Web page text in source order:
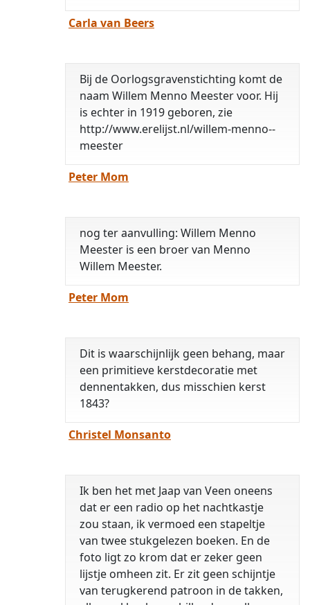
Carla van Beers
Bij de Oorlogsgravenstichting komt de
naam Willem Menno Meester voor. Hij
is echter in 1919 geboren, zie
http://www.erelijst.nl/willem-menno--
meester
Peter Mom
nog ter aanvulling: Willem Menno
Meester is een broer van Menno
Willem Meester.
Peter Mom
Dit is waarschijnlijk geen behang, maar
een primitieve kerstdecoratie met
dennentakken, dus misschien kerst
1843?
Christel Monsanto
Ik ben het met Jaap van Veen oneens
dat er een radio op het nachtkastje
zou staan, ik vermoed een stapeltje
van twee stukgelezen boeken. En de
foto ligt zo krom dat er zeker geen
lijstje omheen zit. Er zit geen schijntje
van terugkerend patroon in de takken,